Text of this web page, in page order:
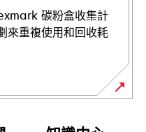
碳粉盒收集計
來重複使用和回收耗